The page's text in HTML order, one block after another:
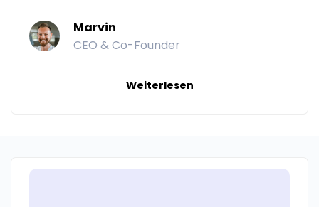
Marvin
CEO & Co-Founder
Weiterlesen